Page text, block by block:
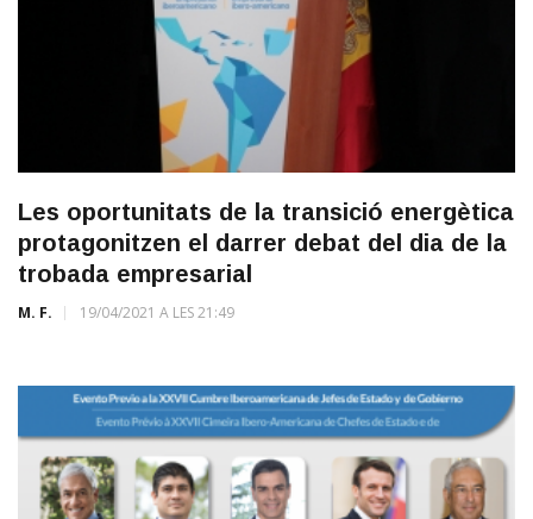
Les oportunitats de la transició energètica
protagonitzen el darrer debat del dia de la
trobada empresarial
M. F. 19/04/2021 A LES 21:49